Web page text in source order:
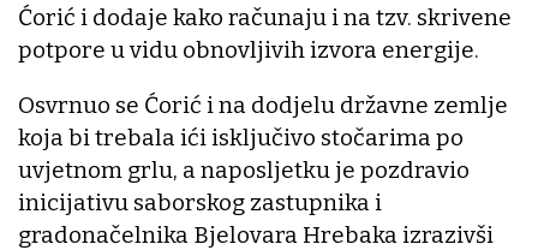
Ćorić i dodaje kako računaju i na tzv. skrivene
potpore u vidu obnovljivih izvora energije.
Osvrnuo se Ćorić i na dodjelu državne zemlje
koja bi trebala ići isključivo stočarima po
uvjetnom grlu, a naposljetku je pozdravio
inicijativu saborskog zastupnika i
gradonačelnika Bjelovara Hrebaka izrazivši